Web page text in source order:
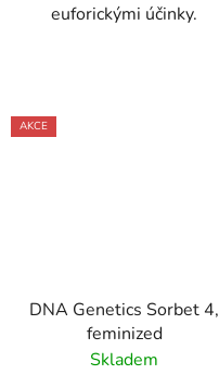
euforickými účinky.
AKCE
DNA Genetics Sorbet 4,
feminized
Skladem